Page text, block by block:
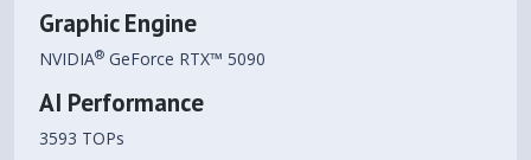
Graphic Engine
NVIDIA® GeForce RTX™ 5090
AI Performance
3593 TOPs